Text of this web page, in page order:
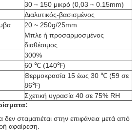
30 ~ 150 μικρό (0,03 ~ 0.15mm)
Διαλυτικός-βασισμένος
20 ~ 250g/25mm
Μπλε ή προσαρμοσμένος
διαθέσιμος
300%
60 ℃ (140℉)
Θερμοκρασία 15 έως 30 ℃ (59 σε
86℉)
Σχετική υγρασία 40 σε 75% RH
δεν σταματιέται στην επιφάνεια μετά από
αφαίρεση.